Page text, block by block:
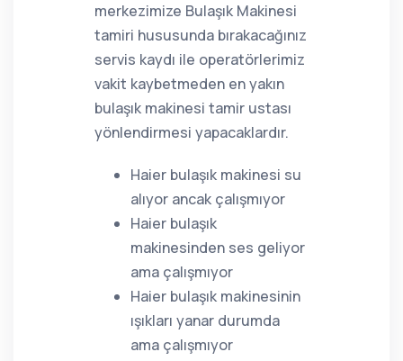
merkezimize Bulaşık Makinesi
tamiri hususunda bırakacağınız
servis kaydı ile operatörlerimiz
vakit kaybetmeden en yakın
bulaşık makinesi tamir ustası
yönlendirmesi yapacaklardır.
Haier bulaşık makinesi su
alıyor ancak çalışmıyor
Haier bulaşık
makinesinden ses geliyor
ama çalışmıyor
Haier bulaşık makinesinin
ışıkları yanar durumda
ama çalışmıyor